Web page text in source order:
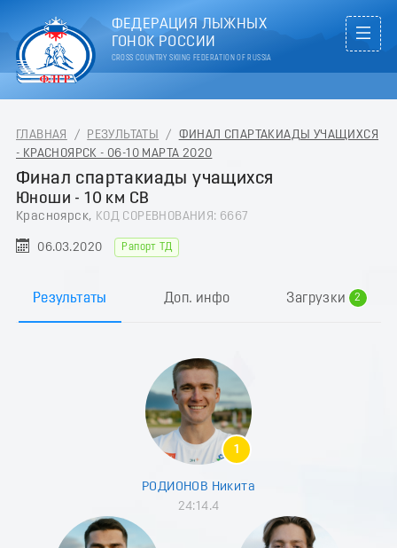
ФЕДЕРАЦИЯ ЛЫЖНЫХ
ГОНОК РОССИИ
CROSS COUNTRY SKIING FEDERATION OF RUSSIA
ГЛАВНАЯ / РЕЗУЛЬТАТЫ / ФИНАЛ СПАРТАКИАДЫ УЧАЩИХСЯ
- КРАСНОЯРСК - 06-10 МАРТА 2020
Финал спартакиады учащихся
Юноши - 10 км СВ
Красноярск, КОД СОРЕВНОВАНИЯ: 6667
06.03.2020 Рапорт ТД
Результаты Доп. инфо Загрузки
2
1
РОДИОНОВ Никита
24:14.4